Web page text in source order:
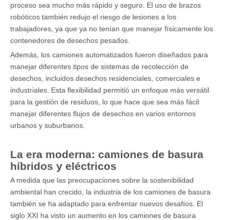
proceso sea mucho más rápido y seguro. El uso de brazos
robóticos también redujo el riesgo de lesiones a los
trabajadores, ya que ya no tenían que manejar físicamente los
contenedores de desechos pesados.
Además, los camiones automatizados fueron diseñados para
manejar diferentes tipos de sistemas de recolección de
desechos, incluidos desechos residenciales, comerciales e
industriales. Esta flexibilidad permitió un enfoque más versátil
para la gestión de residuos, lo que hace que sea más fácil
manejar diferentes flujos de desechos en varios entornos
urbanos y suburbanos.
La era moderna: camiones de basura
híbridos y eléctricos
A medida que las preocupaciones sobre la sostenibilidad
ambiental han crecido, la industria de los camiones de basura
también se ha adaptado para enfrentar nuevos desafíos. El
siglo XXI ha visto un aumento en los camiones de basura